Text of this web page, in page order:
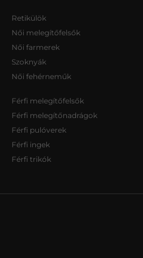
Retikülök
Női melegítőfelsők
Női farmerek
Szoknyák
Női fehérneműk
Férfi melegítőfelsők
Férfi melegítőnadrágok
Férfi pulóverek
Férfi ingek
Férfi trikók